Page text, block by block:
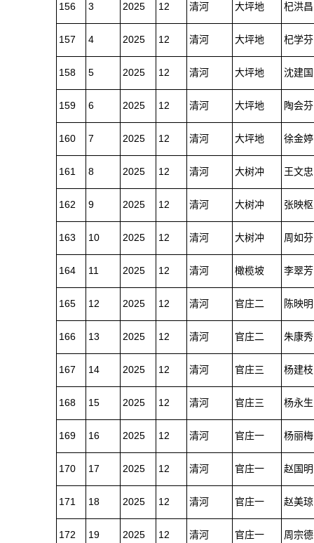
156 3 2025 12 清河 大坪地 杞洪昌
157 4 2025 12 清河 大坪地 杞学芬
158 5 2025 12 清河 大坪地 沈建国
159 6 2025 12 清河 大坪地 陶会芬
160 7 2025 12 清河 大坪地 徐金婷
161 8 2025 12 清河 大树冲 王文忠
162 9 2025 12 清河 大树冲 张映枢
163 10 2025 12 清河 大树冲 周如芬
164 11 2025 12 清河 橄榄坡 李翠芳
165 12 2025 12 清河 官庄二 陈映明
166 13 2025 12 清河 官庄二 朱康秀
167 14 2025 12 清河 官庄三 杨建枝
168 15 2025 12 清河 官庄三 杨永生
169 16 2025 12 清河 官庄一 杨丽梅
170 17 2025 12 清河 官庄一 赵国明
171 18 2025 12 清河 官庄一 赵美琼
172 19 2025 12 清河 官庄一 周宗德